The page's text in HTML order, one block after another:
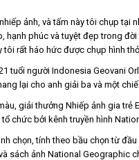
ảnh, và tấm này tôi chụp
hạnh phúc và tuyệt đẹp trong
rất háo hức được chụp hình
tuổi người Indonesia Geovani
lại cho anh giải ba và một
giải thưởng Nhiếp ảnh gia
chức bởi kênh truyền hình
chọn, tính theo bầu chọn từ
sách ảnh National Geographic